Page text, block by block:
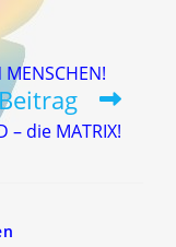
– die MATRIX!